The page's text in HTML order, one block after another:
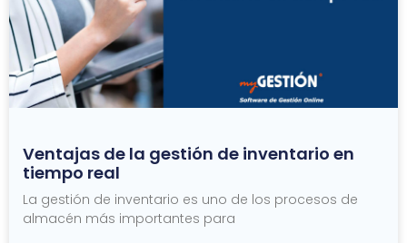
Ventajas de la gestión de inventario en
tiempo real
La gestión de inventario es uno de los procesos de
almacén más importantes para